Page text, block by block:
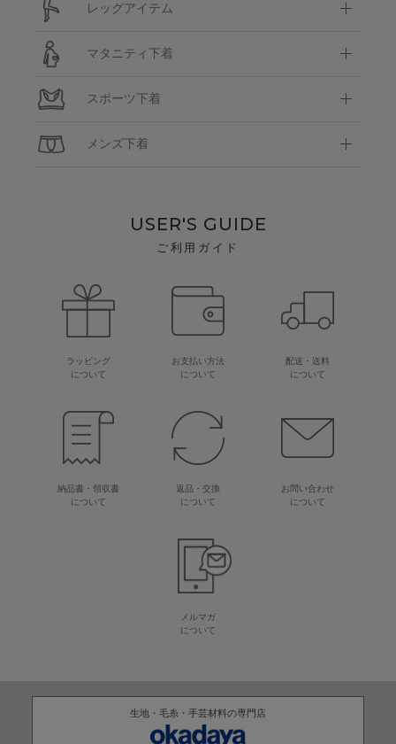
レッグアイテム
マタニティ下着
スポーツ下着
メンズ下着
USER'S GUIDE
ご利用ガイド
ラッピング
について
お支払い方法
について
配送・送料
について
納品書・領収書
について
返品・交換
について
お問い合わせ
について
メルマガ
について
生地・毛糸・手芸材料の専門店